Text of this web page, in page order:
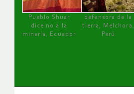
Pueblo Shuar
dice no a la
minería, Ecuador
defensora de la
tierra, Melchora,
Perú